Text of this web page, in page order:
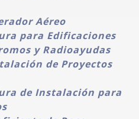
Aéreo
para Edificaciones
y Radioayudas
de Proyectos
de Instalación para